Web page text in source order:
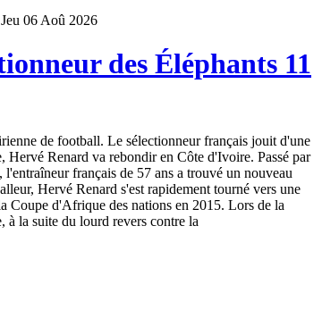
06 Aoû 2026
des Éléphants 11
de football. Le sélectionneur français jouit d'une
Hervé Renard va rebondir en Côte d'Ivoire. Passé par
français de 57 ans a trouvé un nouveau
Hervé Renard s'est rapidement tourné vers une
Coupe d'Afrique des nations en 2015. Lors de la
à la suite du lourd revers contre la